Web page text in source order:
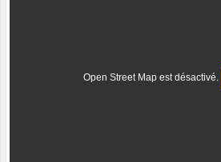
Open Street Map est désactivé.